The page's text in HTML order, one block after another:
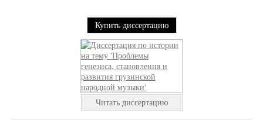
Купить диссертацию
Читать диссертацию